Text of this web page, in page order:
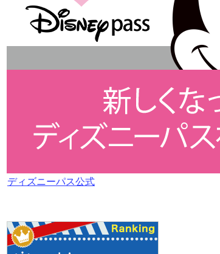
ディズニーパス公式